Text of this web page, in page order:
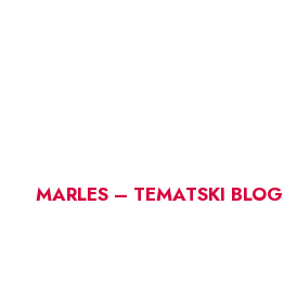
MARLES – TEMATSKI BLOG